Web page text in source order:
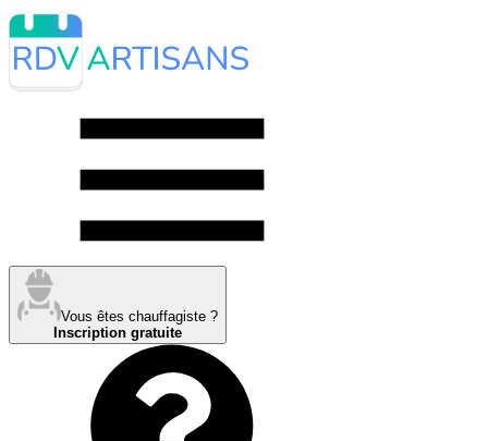
Vous êtes chauffagiste ?
Inscription gratuite